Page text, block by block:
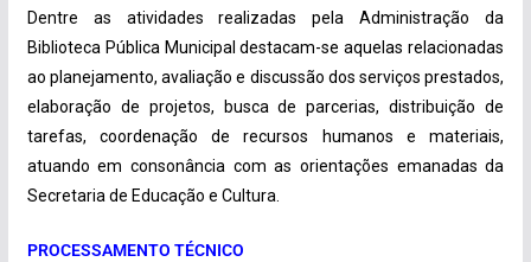
Dentre as atividades realizadas pela Administração da
Biblioteca Pública Municipal destacam-se aquelas relacionadas
ao planejamento, avaliação e discussão dos serviços prestados,
elaboração de projetos, busca de parcerias, distribuição de
tarefas, coordenação de recursos humanos e materiais,
atuando em consonância com as orientações emanadas da
Secretaria de Educação e Cultura.
PROCESSAMENTO TÉCNICO